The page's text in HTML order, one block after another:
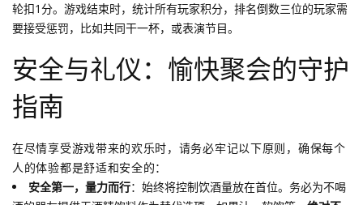
轮扣1分。游戏结束时，统计所有玩家积分，排名倒数三位的玩家需
要接受惩罚，比如共同干一杯，或表演节目。
安全与礼仪：愉快聚会的守护
指南
在尽情享受游戏带来的欢乐时，请务必牢记以下原则，确保每个
人的体验都是舒适和安全的：
安全第一，量力而行：始终将控制饮酒量放在首位。务必为不喝